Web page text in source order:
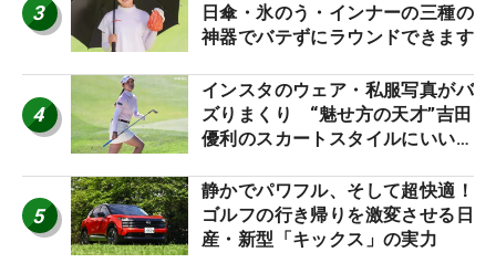
3
日傘・氷のう・インナーの三種の
神器でバテずにラウンドできます
4
インスタのウェア・私服写真がバ
ズりまくり “魅せ方の天才”吉田
優利のスカートスタイルにいい
5
静かでパワフル、そして超快適！
ゴルフの行き帰りを激変させる日
産・新型「キックス」の実力